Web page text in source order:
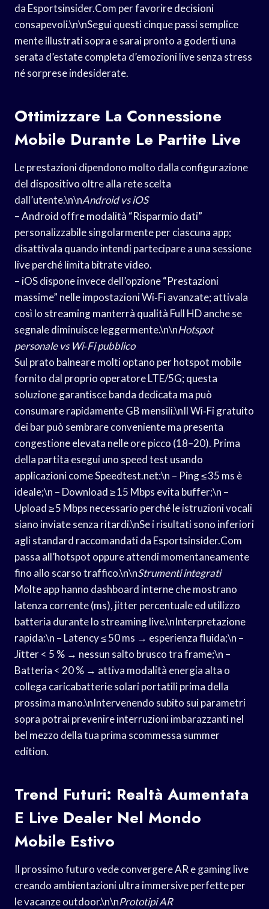
da Esportsinsider.Com per favorire decisioni
consapevoli.\n\nSegui questi cinque passi semplice​
mente illustrati sopra e sarai pronto a goderti una
serata d’estate completa d’emozioni live senza stress
né sorprese indesiderate.
Ottimizzare La Connessione
Mobile Durante Le Partite Live
Le prestazioni dipendono molto dalla configurazione
del dispositivo oltre alla rete scelta
dall’utente.\n\nAndroid vs iOS
– Android offre modalità “Risparmio dati”
personalizzabile singolarmente per ciascuna app;
disattivala quando intendi partecipare a una sessione
live perché limita bitrate video.
– iOS dispone invece dell’opzione “Prestazioni
massime” nelle impostazioni Wi‑Fi avanzate; attivala
così lo streaming manterrà qualità Full HD anche se
segnale diminuisce leggermente.\n\nHotspot
personale vs Wi‑Fi pubblico
Sul prato balneare molti optano per hotspot mobile
fornito dal proprio operatore LTE/5G; questa
soluzione garantisce banda dedicata ma può
consumare rapidamente GB mensili.\nIl Wi‑Fi gratuito
dei bar può sembrare conveniente ma presenta
congestione elevata nelle ore picco (18–20). Prima
della partita esegui uno speed test usando
applicazioni come Speedtest.net:\n – Ping ≤ 35 ms è
ideale;\n – Download ≥ 15 Mbps evita buffer;\n –
Upload ≥ 5 Mbps necessario perché le istruzioni vocali
siano inviate senza ritardi.\nSe i risultati sono inferiori
agli standard raccomandati da Esportsinsider.Com
passa all’hotspot oppure attendi momentaneamente
fino allo scarso traffico.\n\nStrumenti integrati
Molte app hanno dashboard interne che mostrano
latenza corrente (ms), jitter percentuale ed utilizzo
batteria durante lo streaming live.\nInterpretazione
rapida:\n – Latency ≤ 50 ms → esperienza fluida;\n –
Jitter < 5 % → nessun salto brusco tra frame;\n –
Batteria < 20 % → attiva modalità energia alta o
collega caricabatterie solari portatili prima della
prossima mano.\nIntervenendo subito sui parametri
sopra potrai prevenire interruzioni imbarazzanti nel
bel mezzo della tua prima scommessa summer
edition.
Trend Futuri: Realtà Aumentata
E Live Dealer Nel Mondo
Mobile Estivo
Il prossimo futuro vede convergere AR e gaming live
creando ambientazioni ultra immersive perfette per
le vacanze outdoor.\n\nPrototipi AR